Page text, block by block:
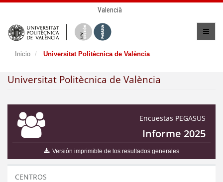
Valencià
Inicio Universitat Politècnica de València
Universitat Politècnica de València
Encuestas PEGASUS
Informe 2025
Versión imprimible de los resultados generales
CENTROS